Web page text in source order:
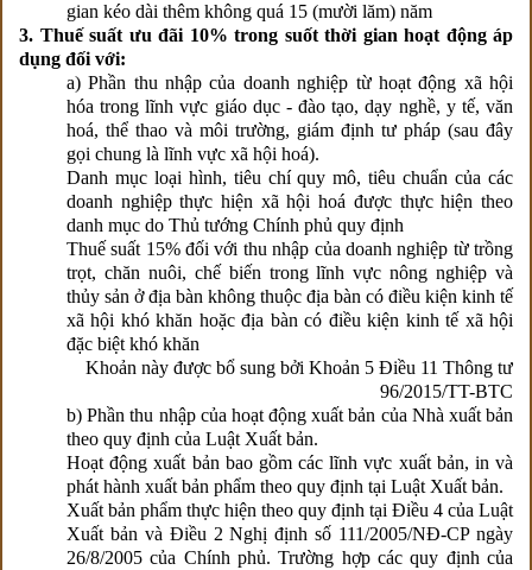
gian kéo dài thêm không quá 15 (mười lăm) năm
3. Thuế suất ưu đãi 10% trong suốt thời gian hoạt động áp
dụng đối với:
a) Phần thu nhập của doanh nghiệp từ hoạt động xã hội
hóa trong lĩnh vực giáo dục - đào tạo, dạy nghề, y tế, văn
hoá, thể thao và môi trường, giám định tư pháp (sau đây
gọi chung là lĩnh vực xã hội hoá).
Danh mục loại hình, tiêu chí quy mô, tiêu chuẩn của các
doanh nghiệp thực hiện xã hội hoá được thực hiện theo
danh mục do Thủ tướng Chính phủ quy định
Thuế suất 15% đối với thu nhập của doanh nghiệp từ trồng
trọt, chăn nuôi, chế biến trong lĩnh vực nông nghiệp và
thủy sản ở địa bàn không thuộc địa bàn có điều kiện kinh tế
xã hội khó khăn hoặc địa bàn có điều kiện kinh tế xã hội
đặc biệt khó khăn
Khoản này được bổ sung bởi Khoản 5 Điều 11 Thông tư
96/2015/TT-BTC
b) Phần thu nhập của hoạt động xuất bản của Nhà xuất bản
theo quy định của Luật Xuất bản.
Hoạt động xuất bản bao gồm các lĩnh vực xuất bản, in và
phát hành xuất bản phẩm theo quy định tại Luật Xuất bản.
Xuất bản phẩm thực hiện theo quy định tại Điều 4 của Luật
Xuất bản và Điều 2 Nghị định số 111/2005/NĐ-CP ngày
26/8/2005 của Chính phủ. Trường hợp các quy định của